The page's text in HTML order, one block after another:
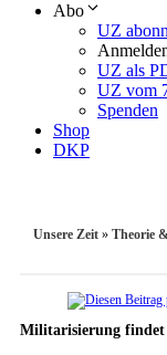
Abo
UZ
UZ als
UZ vom
Spenden
Shop
DKP
Unsere Zeit » Theorie
Militarisierung findet